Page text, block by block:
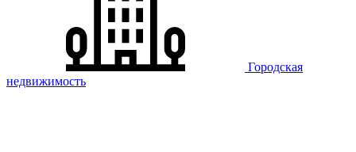
Городская
недвижимость